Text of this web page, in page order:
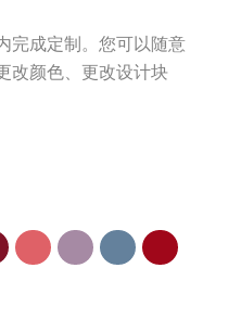
完成定制。您可以随意
改颜色、更改设计块